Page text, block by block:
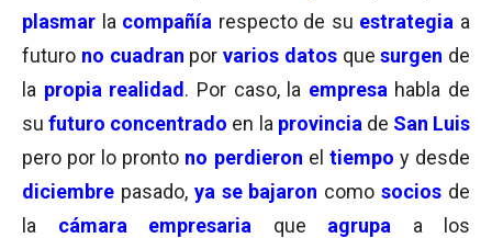
plasmar la compañía respecto de su estrategia a
futuro no cuadran por varios datosquesurgen de
la propia realidad . Por caso, la empresa habla de
sufuturo concentrado en la provincia de San Luis
pero por lo pronto no perdieron el tiempo y desde
diciembre pasado, ya se bajaron comosocios de
la cámara empresaria que agrupa
a los